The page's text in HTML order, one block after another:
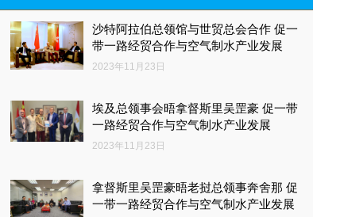
沙特阿拉伯总领馆与世贸总会合作 促一
带一路经贸合作与空气制水产业发展
2023年11月23日
埃及总领事会晤拿督斯里吴罡豪 促一带
一路经贸合作与空气制水产业发展
2023年11月23日
拿督斯里吴罡豪晤老挝总领事奔舍那 促
一带一路经贸合作与空气制水产业发展